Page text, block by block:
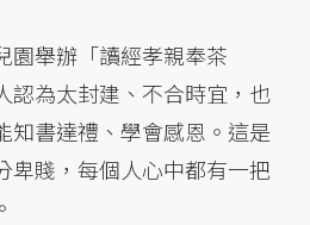
園舉辦「讀經孝親奉茶
認為太封建、不合時宜，也
知書達禮、學會感恩。這是
卑賤，每個人心中都有一把